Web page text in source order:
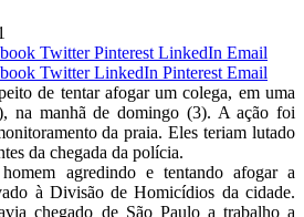
Twitter Pinterest LinkedIn Email
Twitter LinkedIn Pinterest Email
de tentar afogar um colega, em uma
na manhã de domingo (3). A ação foi
da praia. Eles teriam lutado
da chegada da polícia.
agredindo e tentando afogar a
à Divisão de Homicídios da cidade.
chegado de São Paulo a trabalho a